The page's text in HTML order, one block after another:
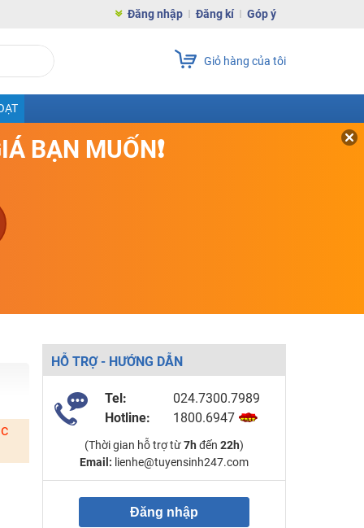
Đăng nhập Đăng kí Góp ý
Giỏ hàng của tôi
BẠN MUỐN❗
HỖ TRỢ - HƯỚNG DẪN
Tel:
024.7300.7989
Hotline:
1800.6947
(Thời gian hỗ trợ từ7h đến 22h)
Email: lienhe@tuyensinh247.com
Đăng nhập